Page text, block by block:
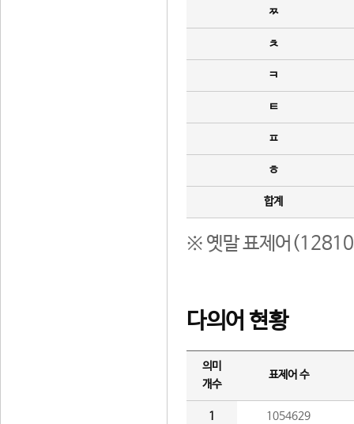
ㅉ
ㅊ
ㅋ
ㅌ
ㅍ
ㅎ
합계
※ 옛말 표제어(12810
다의어 현황
의미
개수
표제어 수
1 1054629